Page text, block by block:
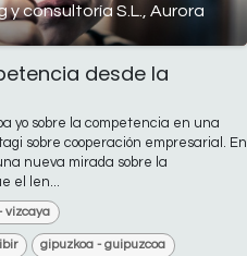
consultoría S.L., Aurora
desde la
yo sobre la competencia en una
sobre cooperación empresarial. En
nueva mirada sobre la
el len...
vizcaya
gipuzkoa - guipuzcoa